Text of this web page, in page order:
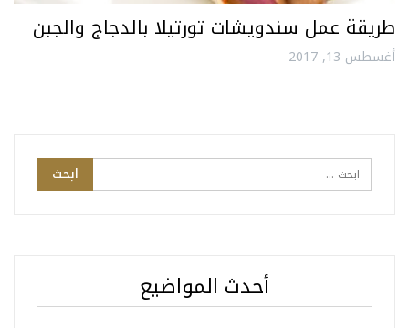
طريقة عمل سندويشات تورتيلا بالدجاج والجبن
أغسطس 13, 2017
أحدث المواضيع